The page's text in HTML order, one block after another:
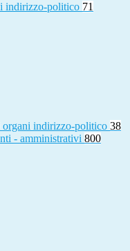
indirizzo-politico 71
organi indirizzo-politico 38
- amministrativi 800